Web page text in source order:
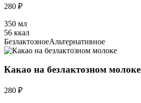
280 ₽
350 мл
56 ккал
БезлактозноеАльтернативное
Какао на безлактозном молоке
280 ₽